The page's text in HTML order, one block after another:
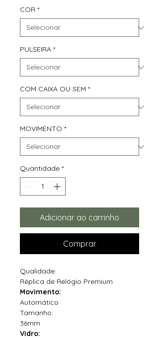
COR *
PULSEIRA *
COM CAIXA OU SEM *
MOVIMENTO *
Quantidade *
Adicionar ao carrinho
Comprar
Qualidade:
Réplica de Relógio Premium
Movimento:
Automático
Tamanho:
36mm
Vidro: